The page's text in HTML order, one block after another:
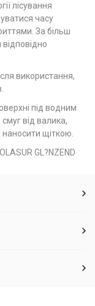
лісування
часу
За більш
використання,
під водним
від валика,
щіткою.
GL?NZEND